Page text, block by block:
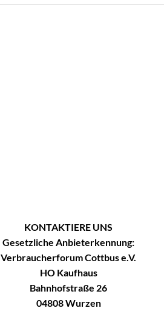
KONTAKTIERE UNS
Gesetzliche Anbieterkennung:
Verbraucherforum Cottbus e.V.
HO Kaufhaus
Bahnhofstraße 26
04808 Wurzen